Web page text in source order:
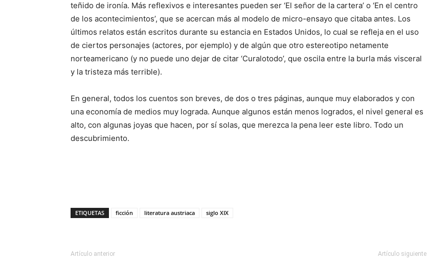
teñido de ironía. Más reflexivos e interesantes pueden ser ‘El señor de la cartera’ o ‘En el centro
de los acontecimientos’, que se acercan más al modelo de micro-ensayo que citaba antes. Los
últimos relatos están escritos durante su estancia en Estados Unidos, lo cual se refleja en el uso
de ciertos personajes (actores, por ejemplo) y de algún que otro estereotipo netamente
norteamericano (y no puede uno dejar de citar ‘Curalotodo’, que oscila entre la burla más visceral
y la tristeza más terrible).
En general, todos los cuentos son breves, de dos o tres páginas, aunque muy elaborados y con
una economía de medios muy lograda. Aunque algunos están menos logrados, el nivel general es
alto, con algunas joyas que hacen, por sí solas, que merezca la pena leer este libro. Todo un
descubrimiento.
ETIQUETAS ficción literatura austriaca siglo XIX
Artículo anterior Artículo siguiente